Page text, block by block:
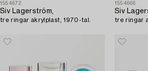
1554672
Siv Lagerström,
tre ringar akrylplast, 1970-tal.
1554666
Siv
tre ringar